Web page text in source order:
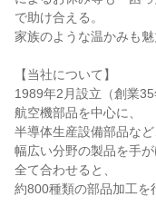
で助け合える。
家族のような温かみも魅
【当社について】
1989年2月設立（創業35
航空機部品を中心に、
半導体生産設備部品など
幅広い分野の製品を手が
全て合わせると、
約800種類の部品加工を